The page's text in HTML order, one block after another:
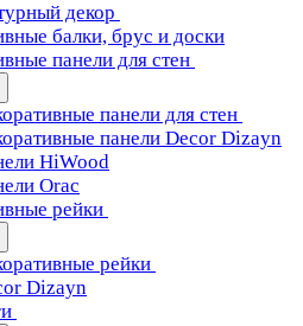
декор
балки, брус и доски
панели для стен
панели для стен
панели Decor Dizayn
HiWood
Orac
рейки
рейки
Dizayn